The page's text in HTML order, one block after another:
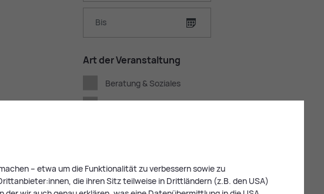
Bis
Art der Ver­an­stal­tung
Beratung & Soziales
Kinder & Familie
Musik, Film & Theater
– etwa um die Funktionalität zu verbessern sowie zu
die ihren Sitz teilweise in Drittländern (z.B. den USA)